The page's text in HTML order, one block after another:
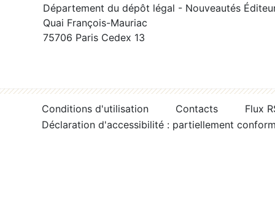
Département du dépôt légal - Nouveautés
Quai François-Mauriac
75706 Paris Cedex 13
Conditions d'utilisation Contacts
Flux
Déclaration d'accessibilité : partiellement